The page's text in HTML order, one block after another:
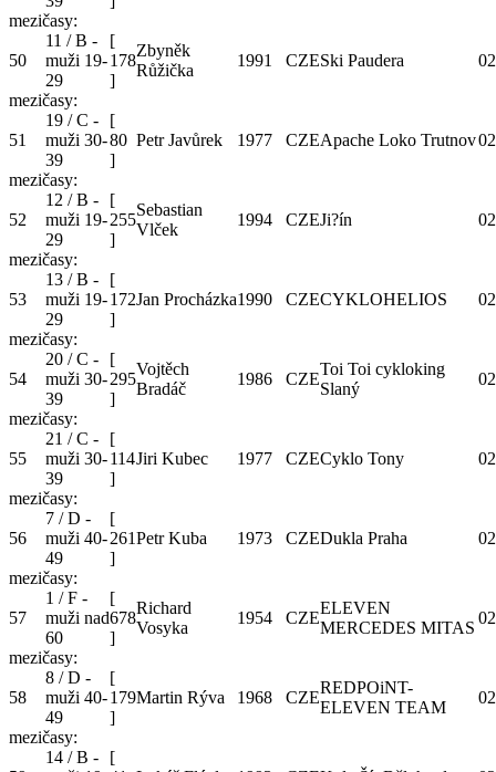
mezičasy:
50
11 / B -
muži 19-
29
[
178
]
Zbyněk
Růžička
1991 CZESki Paudera
mezičasy:
51
19 / C -
muži 30-
39
[
80
]
Petr Javůrek 1977 CZEApache Loko Trutnov
mezičasy:
52
12 / B -
muži 19-
29
[
255
]
Sebastian
Vlček
1994 CZEJi?ín
mezičasy:
53
13 / B -
muži 19-
29
[
172
]
Jan Procházka1990 CZECYKLOHELIOS
mezičasy:
54
20 / C -
muži 30-
39
[
295
]
Vojtěch
Bradáč
1986 CZE
Toi Toi cykloking
Slaný
mezičasy:
55
21 / C -
muži 30-
39
[
114
]
Jiri Kubec 1977 CZECyklo Tony
mezičasy:
56
7 / D -
muži 40-
49
[
261
]
Petr Kuba 1973 CZEDukla Praha
mezičasy:
57
1 / F -
muži nad
60
[
678
]
Richard
Vosyka
1954 CZE
ELEVEN
MERCEDES MITAS
mezičasy:
58
8 / D -
muži 40-
49
[
179
]
Martin Rýva 1968 CZE
REDPOiNT-
ELEVEN TEAM
mezičasy:
14 / B -
[